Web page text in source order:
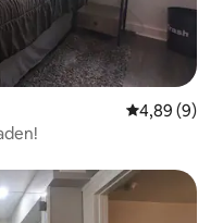
4,89 av 5 i
4,89 (9)